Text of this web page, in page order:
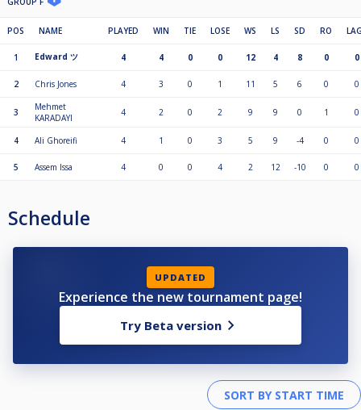
POS NAME PLAYED WIN TIE LOSE WS LS SD RO
1 Edward ツ 4 4 0 0 12 4 8 0 0
2 Chris Jones 4 3 0 1 11 5 6 0 0
3
Mehmet
KARADAYI
4 2 0 2 9 9 0 1 0
4 Ali Ghoreifi 4 1 0 3 5 9 -4 0 0
5 Assem Issa 4 0 0 4 2 12 -10 0 0
Schedule
UPDATED
Experience the new tournament page!
Try Beta version